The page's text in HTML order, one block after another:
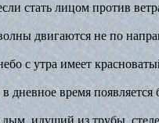
стать лицом против
двигаются не по
с утра имеет
в дневное время
дым, идущий из трубы,